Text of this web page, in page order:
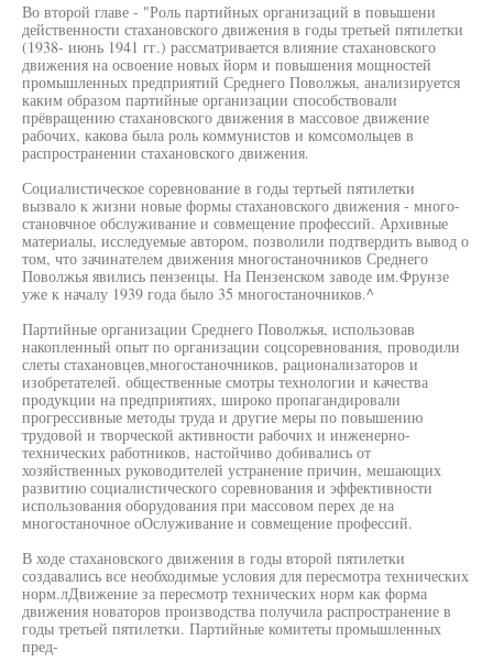
Во второй главе - "Роль партийных организаций в повышени
действенности стахановского движения в годы третьей пятилетки
(1938- июнь 1941 гг.) рассматривается влияние стахановского
движения на освоение новых йорм и повышения мощностей
промышленных предприятий Среднего Поволжья, анализируется
каким образом партийные организации способствовали
прёвращению стахановского движения в массовое движение
рабочих, какова была роль коммунистов и комсомольцев в
распространении стахановского движения.
Социалистическое соревнование в годы тертьей пятилетки
вызвало к жизни новые формы стахановского движения - много-
становчное обслуживание и совмещение профессий. Архивные
материалы, исследуемые автором, позволили подтвердить вывод о
том, что зачинателем движения многостаночников Среднего
Поволжья явились пензенцы. На Пензенском заводе им.Фрунзе
уже к началу 1939 года было 35 многостаночников.^
Партийные организации Среднего Поволжья, использовав
накопленный опыт по организации соцсоревнования, проводили
слеты стахановцев,многостаночников, рационализаторов и
изобретателей. общественные смотры технологии и качества
продукции на предприятиях, широко пропагандировали
прогрессивные методы труда и другие меры по повышению
трудовой и творческой активности рабочих и инженерно-
технических работников, настойчиво добивались от
хозяйственных руководителей устранение причин, мешающих
развитию социалистического соревнования и эффективности
использования оборудования при массовом перех де на
многостаночное оОслуживание и совмещение профессий.
В ходе стахановского движения в годы второй пятилетки
создавались все необходимые условия для пересмотра технических
норм.лДвижение за пересмотр технических норм как форма
движения новаторов производства получила распространение в
годы третьей пятилетки. Партийные комитеты промышленных
пред-